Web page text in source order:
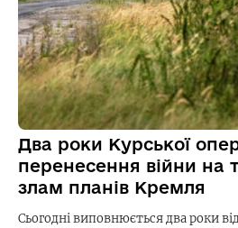
Два роки Курської
перенесення війни на
злам планів Кремля
Сьогодні виповнюється два роки